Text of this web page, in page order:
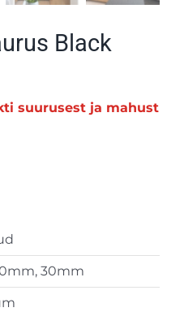
Black
suurusest ja mahust
30mm